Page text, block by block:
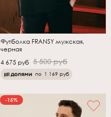
Футболка FRANSY мужская,
черная
4 675 руб 5 500 руб
по 1 169 руб
-15%